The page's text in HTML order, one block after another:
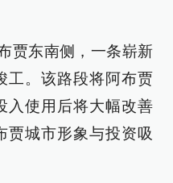
贾东南侧，一条崭新
工。该路段将阿布贾
入使用后将大幅改善
贾城市形象与投资吸